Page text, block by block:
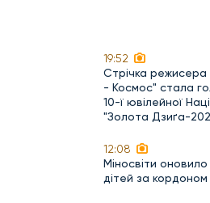
19:52
Стрічка
- Космос" стала
10-ї ювілейної
"Золота Дзиґа-
12:08
Міносвіти
дітей за